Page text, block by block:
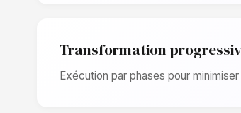
Transformation
Exécution par phases pour